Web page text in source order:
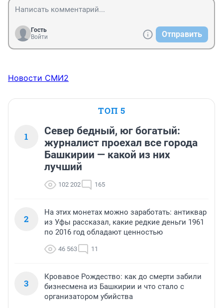
Гость
Войти
Отправить
Новости СМИ2
ТОП 5
1
Север бедный, юг богатый:
журналист проехал все города
Башкирии — какой из них
лучший
102 202 165
2
На этих монетах можно заработать: антиквар
из Уфы рассказал, какие редкие деньги 1961
по 2016 год обладают ценностью
46 563 11
3
Кровавое Рождество: как до смерти забили
бизнесмена из Башкирии и что стало с
организатором убийства